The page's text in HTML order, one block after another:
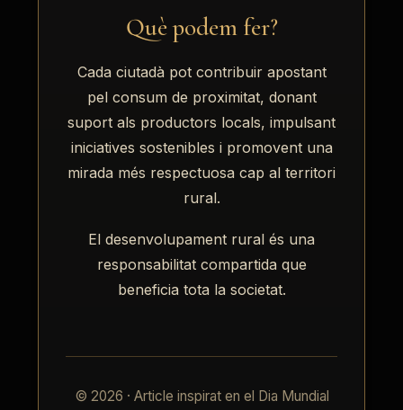
Què podem fer?
Cada ciutadà pot contribuir apostant
pel consum de proximitat, donant
suport als productors locals, impulsant
iniciatives sostenibles i promovent una
mirada més respectuosa cap al territori
rural.
El desenvolupament rural és una
responsabilitat compartida que
beneficia tota la societat.
© 2026 · Article inspirat en el Dia Mundial